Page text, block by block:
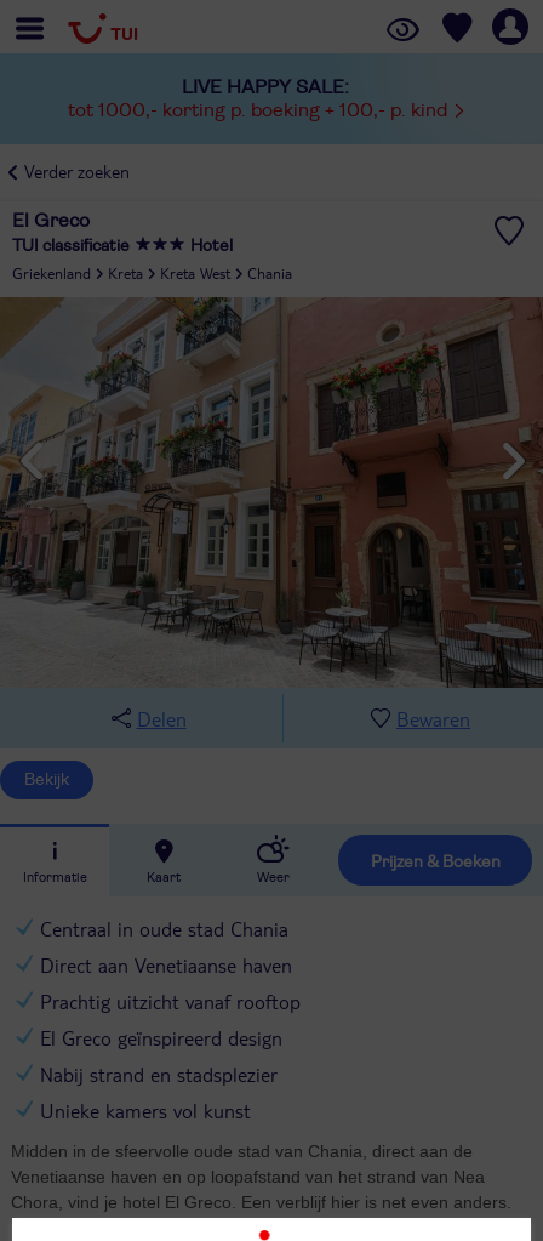
LIVE HAPPY SALE:
tot 1000,- korting p. boeking + 100,- p. kind
Verder zoeken
El Greco
TUI classificatie Hotel
Griekenland Kreta Kreta West Chania
Delen Bewaren
Bekijk
Informatie Kaart Weer
Prijzen & Boeken
Centraal in oude stad Chania
Direct aan Venetiaanse haven
Prachtig uitzicht vanaf rooftop
El Greco geïnspireerd design
Nabij strand en stadsplezier
Unieke kamers vol kunst
Midden in de sfeervolle oude stad van Chania, direct aan de
Venetiaanse haven en op loopafstand van het strand van Nea
Chora, vind je hotel El Greco. Een verblijf hier is net even anders.
Elke kamer is uniek, geïnspireerd op een schilderij van de